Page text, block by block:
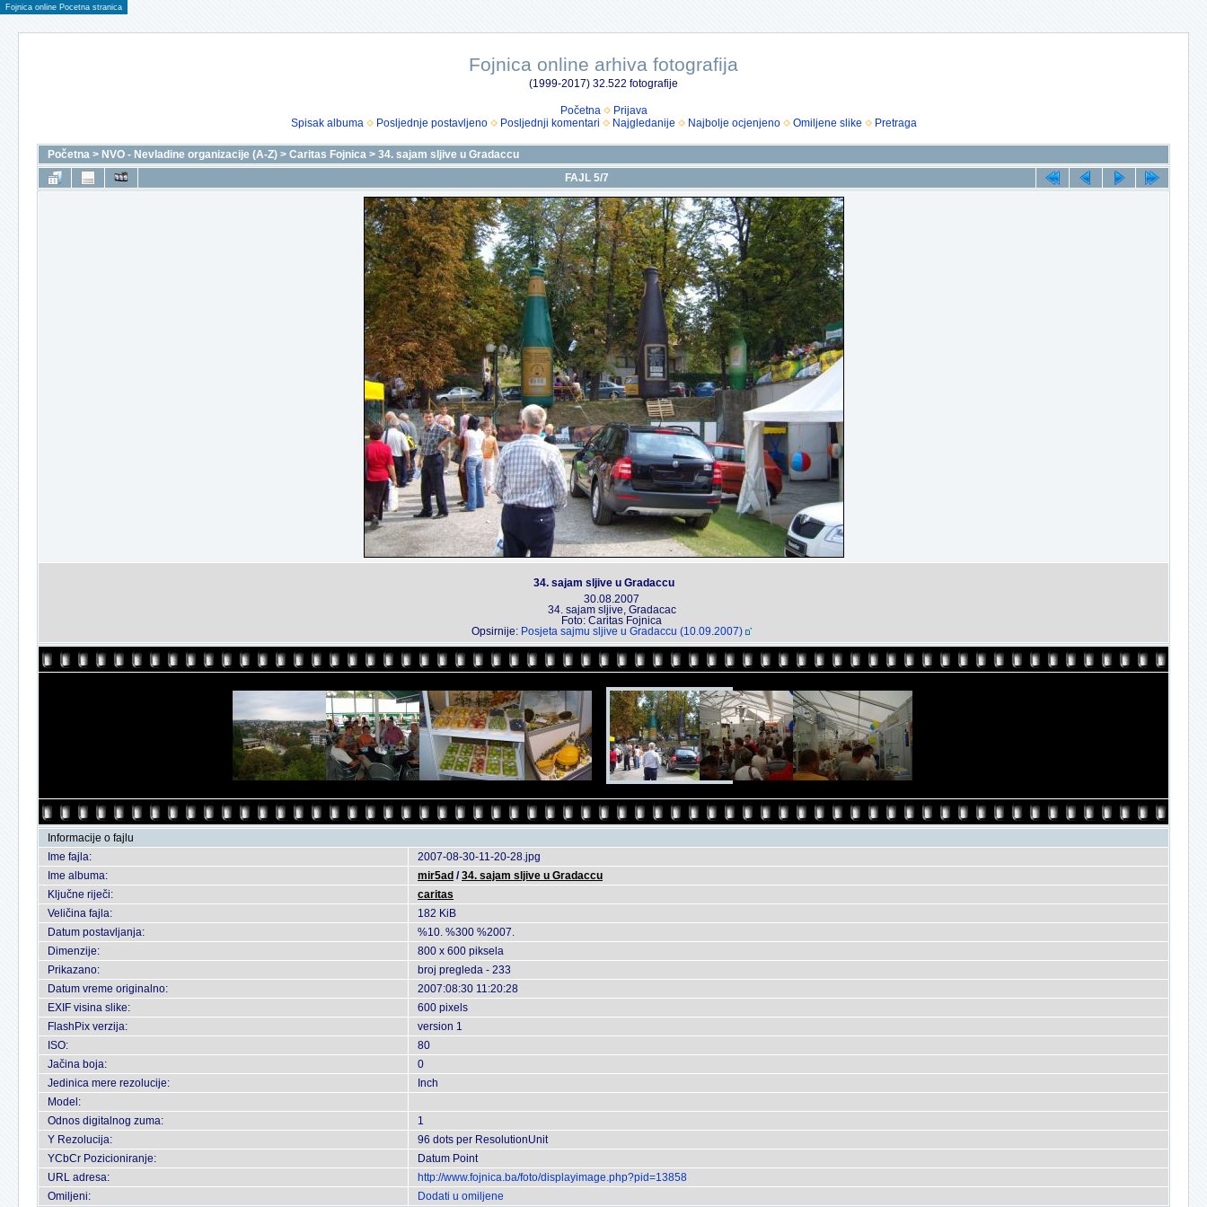
Fojnica online Pocetna stranica
Fojnica online arhiva fotografija
(1999-2017) 32.522 fotografije
Početna
Prijava
Spisak albuma
Posljednje postavljeno Posljednji komentari Najgledanije Najbolje ocjenjeno Omiljene slike Pretraga
Početna > NVO - Nevladine organizacije (A-Z) > Caritas Fojnica > 34. sajam sljive u Gradaccu
FAJL 5/7
34. sajam sljive u Gradaccu
30.08.2007
34. sajam sljive, Gradacac
Foto: Caritas Fojnica
Opsirnije: Posjeta sajmu sljive u Gradaccu (10.09.2007)
Informacije o fajlu
Ime fajla:
2007-08-30-11-20-28.jpg
Ime albuma:
mir5ad /34. sajam sljive u Gradaccu
Ključne riječi:
caritas
Veličina fajla:
182 KiB
Datum postavljanja:
%10. %300 %2007.
Dimenzije:
800 x 600 piksela
Prikazano:
broj pregleda - 233
Datum vreme originalno:
2007:08:30 11:20:28
EXIF visina slike:
600 pixels
FlashPix verzija:
version 1
ISO:
80
Jačina boja:
0
Jedinica mere rezolucije:
Inch
Model:
Odnos digitalnog zuma:
1
Y Rezolucija:
96 dots per ResolutionUnit
YCbCr Pozicioniranje:
Datum Point
URL adresa:
http://www.fojnica.ba/foto/displayimage.php?pid=13858
Omiljeni:
Dodati u omiljene